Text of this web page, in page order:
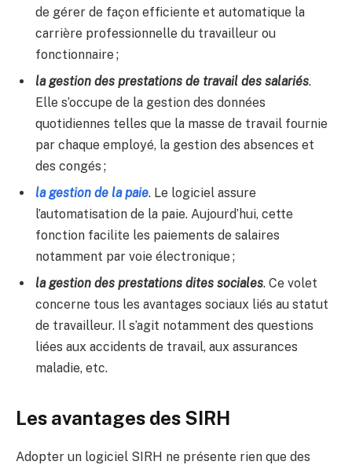
de gérer de façon efficiente et automatique la
carrière professionnelle du travailleur ou
fonctionnaire ;
la gestion des prestations de travail des salariés.
Elle s’occupe de la gestion des données
quotidiennes telles que la masse de travail fournie
par chaque employé, la gestion des absences et
des congés ;
la gestion de la paie. Le logiciel assure
l’automatisation de la paie. Aujourd’hui, cette
fonction facilite les paiements de salaires
notamment par voie électronique ;
la gestion des prestations dites sociales. Ce volet
concerne tous les avantages sociaux liés au statut
de travailleur. Il s’agit notamment des questions
liées aux accidents de travail, aux assurances
maladie, etc.
Les avantages des SIRH
Adopter un logiciel SIRH ne présente rien que des